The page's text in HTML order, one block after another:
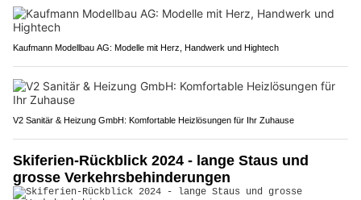
Kaufmann Modellbau AG: Modelle mit Herz, Handwerk und Hightech
V2 Sanitär & Heizung GmbH: Komfortable Heizlösungen für Ihr Zuhause
Skiferien-Rückblick 2024 - lange Staus und
grosse Verkehrsbehinderungen